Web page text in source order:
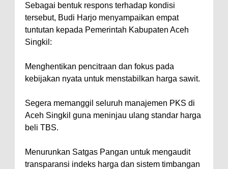
Sebagai bentuk respons terhadap kondisi
tersebut, Budi Harjo menyampaikan empat
tuntutan kepada Pemerintah Kabupaten Aceh
Singkil:
Menghentikan pencitraan dan fokus pada
kebijakan nyata untuk menstabilkan harga sawit.
Segera memanggil seluruh manajemen PKS di
Aceh Singkil guna meninjau ulang standar harga
beli TBS.
Menurunkan Satgas Pangan untuk mengaudit
transparansi indeks harga dan sistem timbangan